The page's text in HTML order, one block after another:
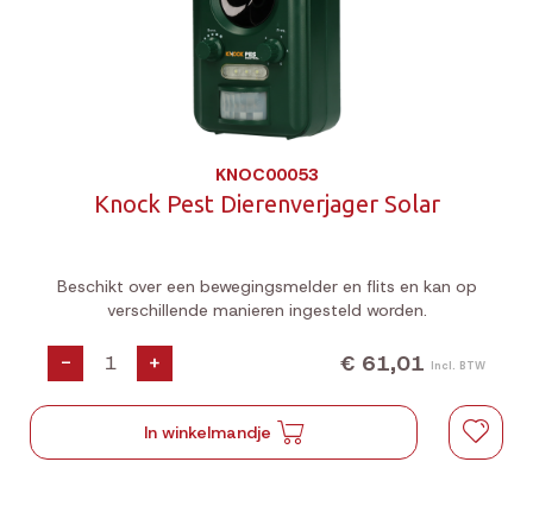
KNOC00053
Knock Pest Dierenverjager Solar
Beschikt over een bewegingsmelder en flits en kan op
verschillende manieren ingesteld worden.
- + € 61,01 Incl. BTW
In winkelmandje